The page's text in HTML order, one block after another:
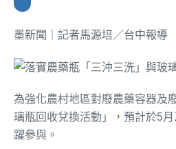
墨新聞 ｜記者馬源培／台中報導
為強化農村地區對廢農藥容器及
璃瓶回收兌換活動」，預計於5
躍參與。